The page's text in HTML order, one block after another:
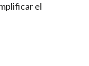
el